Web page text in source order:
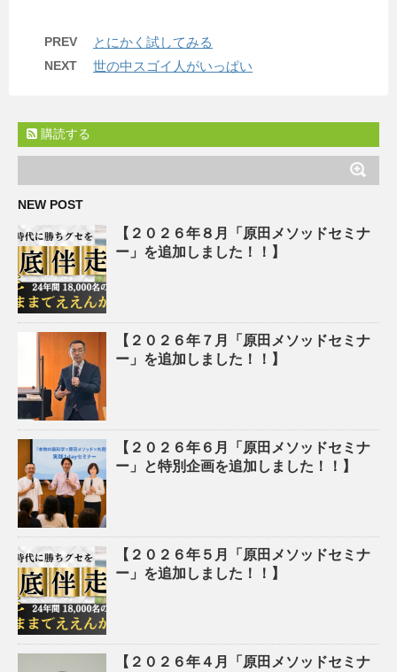
PREV とにかく試してみる
NEXT 世の中スゴイ人がいっぱい
購読する
NEW POST
【２０２６年８月「原田メソッドセミナ
ー」を追加しました！！】
【２０２６年７月「原田メソッドセミナ
ー」を追加しました！！】
【２０２６年６月「原田メソッドセミナ
ー」と特別企画を追加しました！！】
【２０２６年５月「原田メソッドセミナ
ー」を追加しました！！】
【２０２６年４月「原田メソッドセミナ